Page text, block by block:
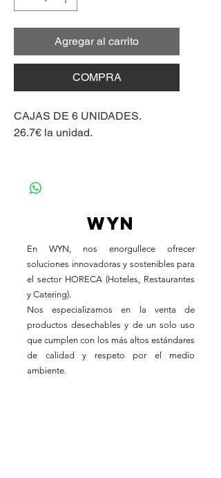
Agregar al carrito
COMPRA
CAJAS DE 6 UNIDADES.
26.7€ la unidad.
WYN
En WYN, nos enorgullece ofrecer
soluciones innovadoras y sostenibles para
el sector HORECA (Hoteles, Restaurantes
y Catering).
Nos especializamos en la venta de
productos desechables y de un solo uso
que cumplen con los más altos estándares
de calidad y respeto por el medio
ambiente.